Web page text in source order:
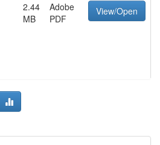
2.44
MB
Adobe
PDF
View/Open